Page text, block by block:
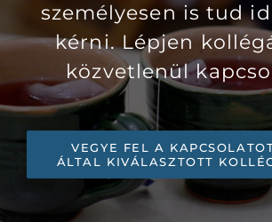
személyesen is tud
kérni. Lépjen
közvetlenül
VEGYE FEL A
ÁLTAL KIVÁLASZTOTT